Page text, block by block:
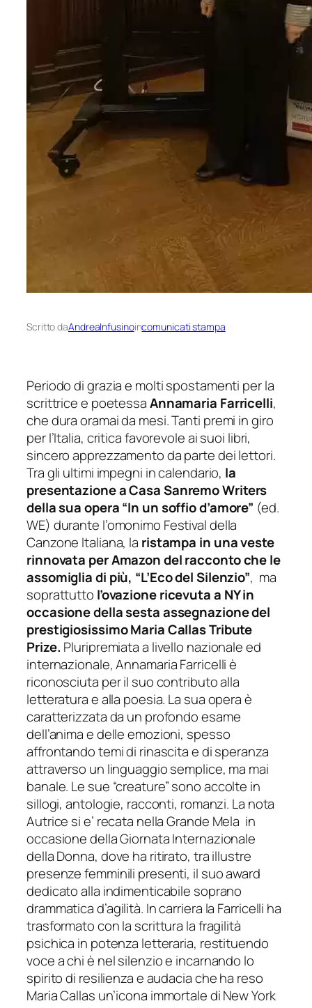
Scritto daAndreaInfusinoincomunicati stampa
Periodo di grazia e molti spostamenti per la
scrittrice e poetessaAnnamaria Farricelli,
che dura oramai da mesi. Tanti premi in giro
per l’Italia, critica favorevole ai suoi libri,
sincero apprezzamento da parte dei lettori.
Tra gli ultimi impegni in calendario, la
presentazione a Casa Sanremo Writers
della sua opera “In un soffio d’amore” (ed.
WE) durante l’omonimo Festival della
Canzone Italiana, la ristampa in una veste
rinnovata per Amazon del racconto che le
assomiglia di più, “L’Eco del Silenzio”, ma
soprattutto l’ovazione ricevuta a NY in
occasione della sesta assegnazione del
prestigiosissimo Maria Callas Tribute
Prize. Pluripremiata a livello nazionale ed
internazionale, Annamaria Farricelli è
riconosciuta per il suo contributo alla
letteratura e alla poesia. La sua opera è
caratterizzata da un profondo esame
dell’anima e delle emozioni, spesso
affrontando temi di rinascita e di speranza
attraverso un linguaggio semplice, ma mai
banale. Le sue “creature” sono accolte in
sillogi, antologie, racconti, romanzi. La nota
Autrice si e’ recata nella Grande Mela in
occasione della Giornata Internazionale
della Donna, dove ha ritirato, tra illustre
presenze femminili presenti, il suo award
dedicato alla indimenticabile soprano
drammatica d’agilità. In carriera la Farricelli ha
trasformato con la scrittura la fragilità
psichica in potenza letteraria, restituendo
voce a chi è nel silenzio e incarnando lo
spirito di resilienza e audacia che ha reso
Maria Callas un’icona immortale di New York